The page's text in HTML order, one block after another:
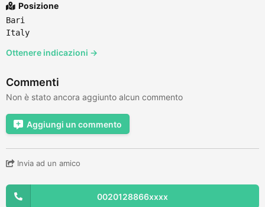
Posizione
Bari
Italy
Ottenere indicazioni →
Commenti
Non è stato ancora aggiunto alcun commento
Aggiungi un commento
Invia ad un amico
0020128866xxxx